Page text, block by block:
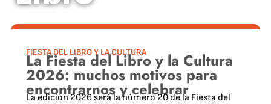
FIESTA DEL LIBRO Y LA CULTURA
La Fiesta del Libro y la Cultura
2026: muchos motivos para
encontrarnos y celebrar
La edición 2026 será la número 20 de la Fiesta del